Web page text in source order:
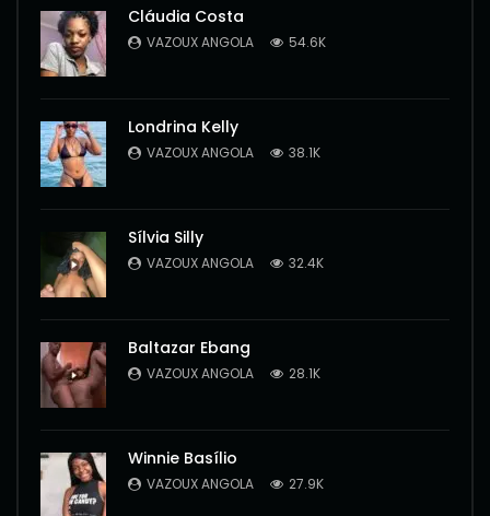
Cláudia Costa
VAZOUX ANGOLA 54.6K
Londrina Kelly
VAZOUX ANGOLA 38.1K
Sílvia Silly
VAZOUX ANGOLA 32.4K
Baltazar Ebang
VAZOUX ANGOLA 28.1K
Winnie Basílio
VAZOUX ANGOLA 27.9K